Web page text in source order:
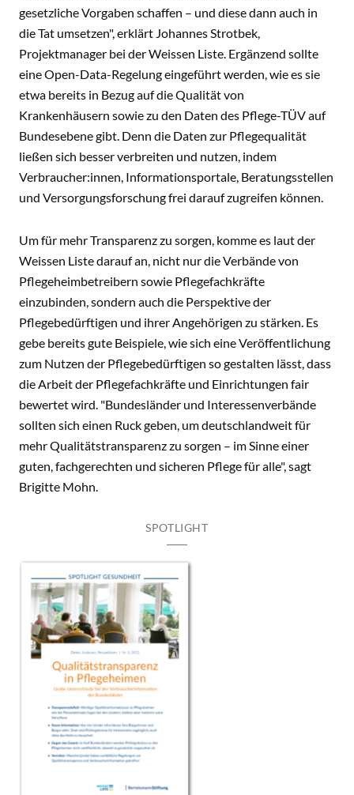
gesetzliche Vorgaben schaffen – und diese dann auch in
die Tat umsetzen", erklärt Johannes Strotbek,
Projektmanager bei der Weissen Liste. Ergänzend sollte
eine Open-Data-Regelung eingeführt werden, wie es sie
etwa bereits in Bezug auf die Qualität von
Krankenhäusern sowie zu den Daten des Pflege-TÜV auf
Bundesebene gibt. Denn die Daten zur Pflegequalität
ließen sich besser verbreiten und nutzen, indem
Verbraucher:innen, Informationsportale, Beratungsstellen
und Versorgungsforschung frei darauf zugreifen können.
Um für mehr Transparenz zu sorgen, komme es laut der
Weissen Liste darauf an, nicht nur die Verbände von
Pflegeheimbetreibern sowie Pflegefachkräfte
einzubinden, sondern auch die Perspektive der
Pflegebedürftigen und ihrer Angehörigen zu stärken. Es
gebe bereits gute Beispiele, wie sich eine Veröffentlichung
zum Nutzen der Pflegebedürftigen so gestalten lässt, dass
die Arbeit der Pflegefachkräfte und Einrichtungen fair
bewertet wird. "Bundesländer und Interessenverbände
sollten sich einen Ruck geben, um deutschlandweit für
mehr Qualitätstransparenz zu sorgen – im Sinne einer
guten, fachgerechten und sicheren Pflege für alle", sagt
Brigitte Mohn.
SPOTLIGHT